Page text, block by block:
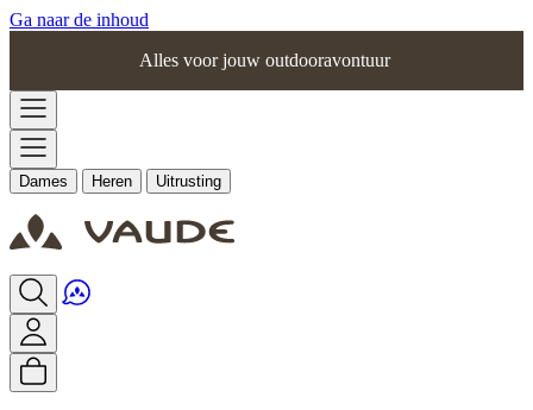
Ga naar de inhoud
Alles voor jouw outdooravontuur
Dames Heren Uitrusting